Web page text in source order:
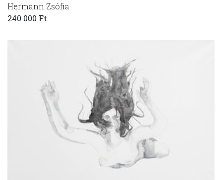
Hermann Zsófia
240 000 Ft